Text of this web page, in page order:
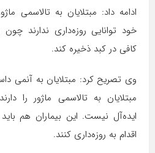
ادامه داد: مبتلایان به تالاسمی
خود توانایی روزه‌داری ندارند
کافی در کبد ذخیره کند.
وی تصریح کرد: مبتلایان به آنمی
مبتلایان به تالاسمی ماژور را
ایده‌آل نیست. این بیماران هم
اقدام به روزه‌داری کنند.